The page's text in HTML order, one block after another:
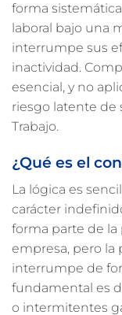
forma
laboral bajo una
interrumpe sus
inactividad.
esencial, y no
riesgo latente de
Trabajo.
¿Qué es el
La lógica es
carácter
forma parte de la
empresa, pero la
interrumpe de
fundamental es
o intermitentes